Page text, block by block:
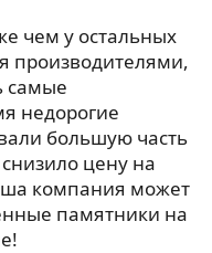
чем у остальных
производителями,
самые
недорогие
большую часть
цену на
компания может
памятники на